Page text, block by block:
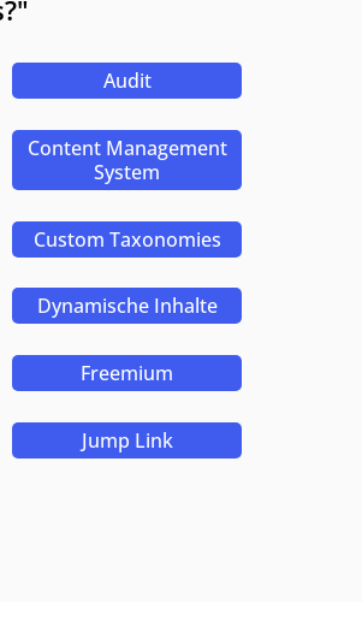
Audit
Content Management
System
Custom Taxonomies
Dynamische Inhalte
Freemium
Jump Link